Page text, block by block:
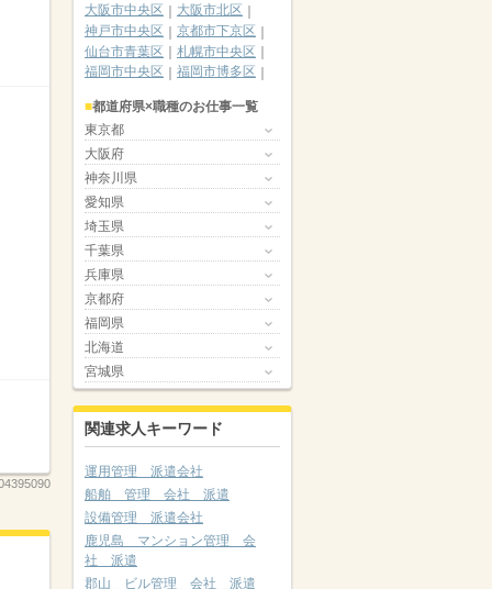
大阪市中央区
大阪市北区
神戸市中央区
京都市下京区
仙台市青葉区
札幌市中央区
福岡市中央区
福岡市博多区
都道府県×職種のお仕事一覧
東京都
大阪府
神奈川県
愛知県
埼玉県
千葉県
兵庫県
京都府
福岡県
北海道
宮城県
関連求人キーワード
運用管理 派遣会社
船舶 管理 会社 派遣
設備管理 派遣会社
鹿児島 マンション管理 会
社 派遣
郡山 ビル管理 会社 派遣